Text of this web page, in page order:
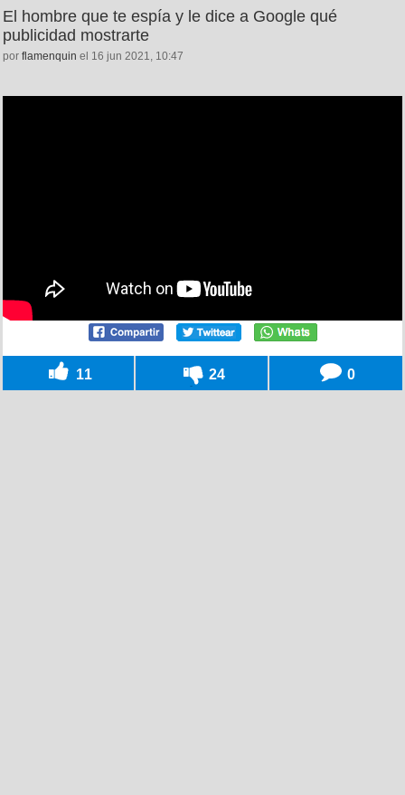
El hombre que te espía y le dice a Google qué
publicidad mostrarte
por flamenquin el 16 jun 2021, 10:47
11 24 0